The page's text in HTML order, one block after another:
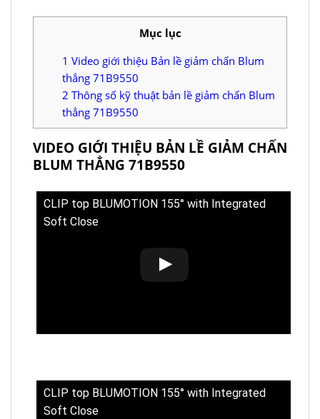
Mục lục
1 Video giới thiệu Bản lề giảm chấn Blum
thẳng 71B9550
2 Thông số kỹ thuật bản lề giảm chấn Blum
thẳng 71B9550
VIDEO GIỚI THIỆU BẢN LỀ GIẢM CHẤN
BLUM THẲNG 71B9550
CLIP top BLUMOTION 155° with Integrated
Soft Close
CLIP top BLUMOTION 155° with Integrated
Soft Close